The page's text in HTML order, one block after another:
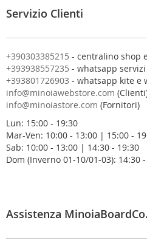
l
n
o
s
t
r
a
e
w
s
l
e
:
Servizio Clienti
+390303385215 - centralino shop
+393938557235 - whatsapp
+393801726903 - whatsapp kite e
info@minoiawebstore.com
info@minoiastore.com (Fornitori)
Lun: 15:00 - 19:30
Mar-Ven: 10:00 - 13:00 | 15:00 -
Sab: 10:00 - 13:00 | 14:30 - 19:30
Dom (Inverno 01-10/01-03): 14:30
Assistenza MinoiaBoardCo.